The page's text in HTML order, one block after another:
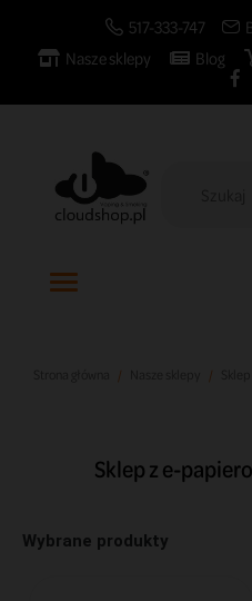
517-333-747
Nasze sklepy
Blog
Sklep z e-
Wybrane produkty